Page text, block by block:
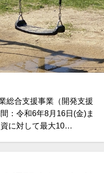
総合支援事業（開発支援
：令和6年8月16日(金)ま
に対して最大10…